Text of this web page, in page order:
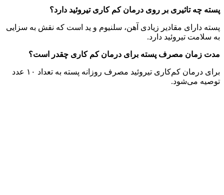
پسته چه تاثیری بر روی درمان کم کاری تیروئید دارد؟
پسته دارای مقادیر زیادی آهن، سلنیوم و ید است که نقش به سزایی
به سلامت تیروئید دارد.
مدت زمان مصرف پسته برای درمان کم کاری چقدر است؟
برای درمان کم‌کاری تیروئید مصرف روزانه پسته به تعداد ۱۰ عدد
توصیه می‌شود.